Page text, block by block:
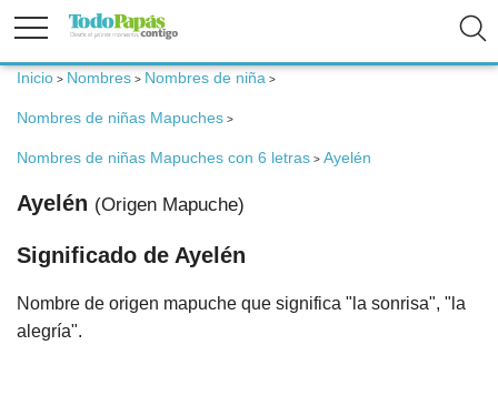
Fertilidad
Embarazo
Bebé
Padres
Inicio > Nombres > Nombres de niña >
Nombres de niñas Mapuches >
Nombres de niñas Mapuches con 6 letras > Ayelén
Ayelén (Origen Mapuche)
Significado de Ayelén
Nombre de origen mapuche que significa "la sonrisa", "la
alegría".